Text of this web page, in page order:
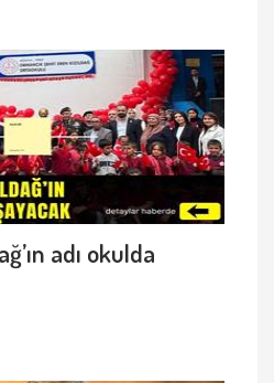
adı okulda